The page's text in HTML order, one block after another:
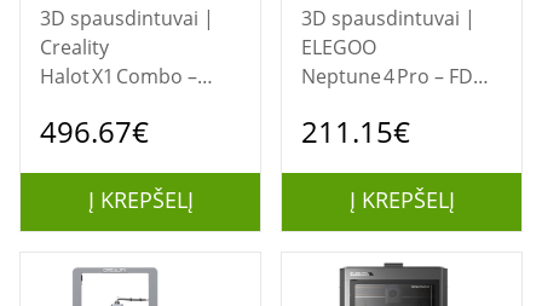
3D spausdintuvai |
Creality
Halot X1 Combo –
spausdintuvas su 16K
496.67€
Į KREPŠELĮ
3D spausdintuvai |
ELEGOO
Neptune 4 Pro – FDM
211.15€
Į KREPŠELĮ